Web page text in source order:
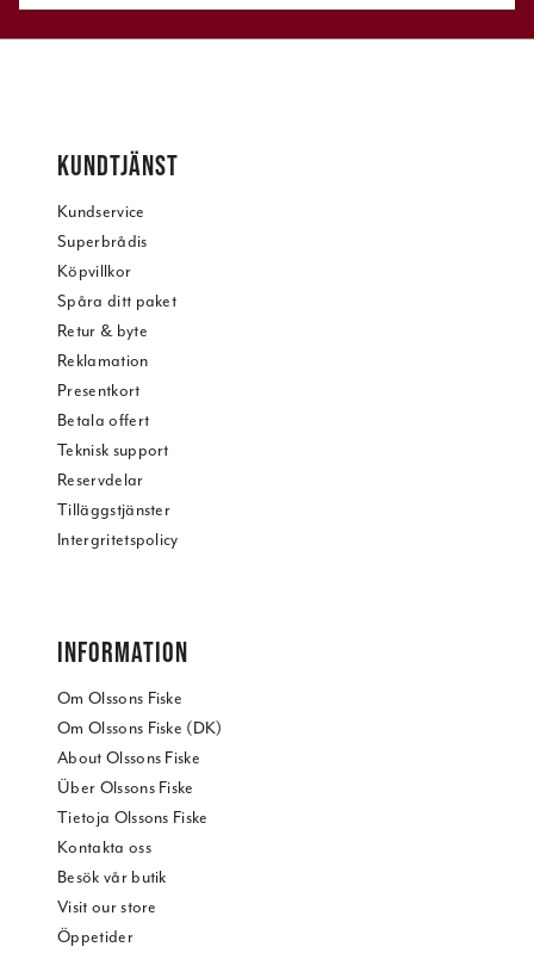
KUNDTJÄNST
Kundservice
Superbrådis
Köpvillkor
Spåra ditt paket
Retur & byte
Reklamation
Presentkort
Betala offert
Teknisk support
Reservdelar
Tilläggstjänster
Intergritetspolicy
INFORMATION
Om Olssons Fiske
Om Olssons Fiske (DK)
About Olssons Fiske
Über Olssons Fiske
Tietoja Olssons Fiske
Kontakta oss
Besök vår butik
Visit our store
Öppetider